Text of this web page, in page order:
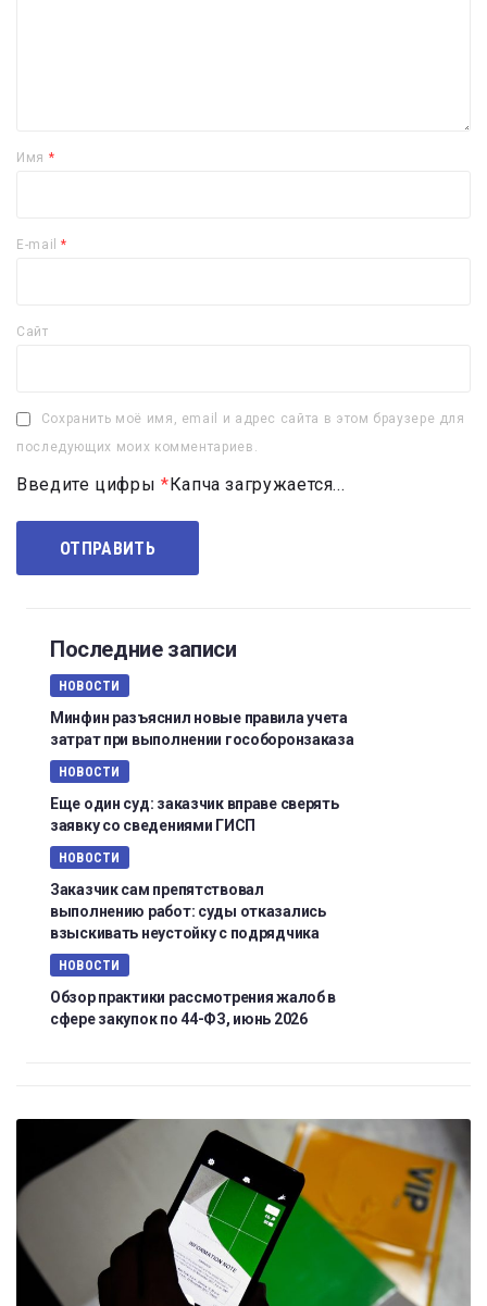
Имя *
E-mail*
Сайт
Сохранить моё имя, email и адрес сайта в этом браузере для
последующих моих комментариев.
Введите цифры * Капча загружается...
Последние записи
НОВОСТИ
Минфин разъяснил новые правила учета
затрат при выполнении гособоронзаказа
НОВОСТИ
Еще один суд: заказчик вправе сверять
заявку со сведениями ГИСП
НОВОСТИ
Заказчик сам препятствовал
выполнению работ: суды отказались
взыскивать неустойку с подрядчика
НОВОСТИ
Обзор практики рассмотрения жалоб в
сфере закупок по 44-ФЗ, июнь 2026